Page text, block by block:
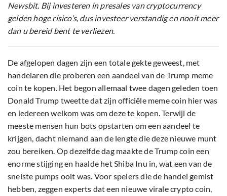
Newsbit. Bij investeren in presales van cryptocurrency
gelden hoge risico’s, dus investeer verstandig en nooit meer
dan u bereid bent te verliezen.
De afgelopen dagen zijn een totale gekte geweest, met
handelaren die proberen een aandeel van de Trump meme
coin te kopen. Het begon allemaal twee dagen geleden toen
Donald Trump tweette dat zijn officiële meme coin hier was
en iedereen welkom was om deze te kopen. Terwijl de
meeste mensen hun bots opstarten om een aandeel te
krijgen, dacht niemand aan de lengte die deze nieuwe munt
zou bereiken. Op dezelfde dag maakte de Trump coin een
enorme stijging en haalde het Shiba Inu in, wat een van de
snelste pumps ooit was. Voor spelers die de handel gemist
hebben, zeggen experts dat een nieuwe virale crypto coin,